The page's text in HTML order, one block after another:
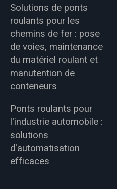
Solutions de ponts
roulants pour les
chemins de fer : pose
de voies, maintenance
du matériel roulant et
manutention de
conteneurs
Ponts roulants pour
l'industrie automobile :
solutions
d'automatisation
efficaces